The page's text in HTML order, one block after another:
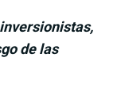
de las